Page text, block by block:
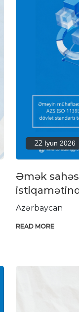
22 Iyun 2026
Əmək
Azərbaycan
READ MORE